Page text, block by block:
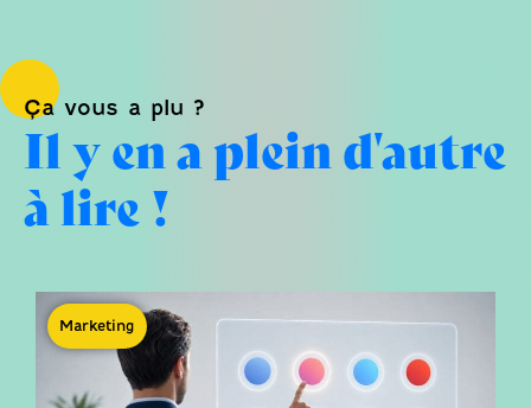
Ça vous a plu ?
Il y en a plein d'autre
à lire !
Marketing